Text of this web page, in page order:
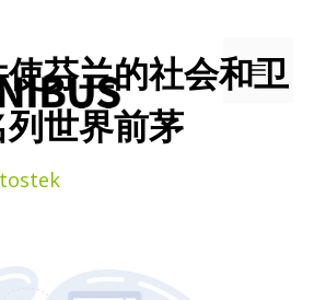
MENU
芬兰的社会和卫
世界前茅